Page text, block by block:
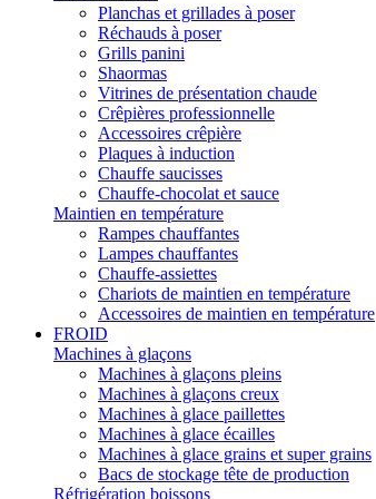
Planchas et grillades à poser
Réchauds à poser
Grills panini
Shaormas
Vitrines de présentation chaude
Crêpières professionnelle
Accessoires crêpière
Plaques à induction
Chauffe saucisses
Chauffe-chocolat et sauce
Maintien en température
Rampes chauffantes
Lampes chauffantes
Chauffe-assiettes
Chariots de maintien en température
Accessoires de maintien en température
FROID
Machines à glaçons
Machines à glaçons pleins
Machines à glaçons creux
Machines à glace paillettes
Machines à glace écailles
Machines à glace grains et super grains
Bacs de stockage tête de production
Réfrigération boissons